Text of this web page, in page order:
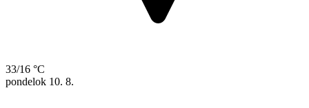
33/16 °C
pondelok 10. 8.